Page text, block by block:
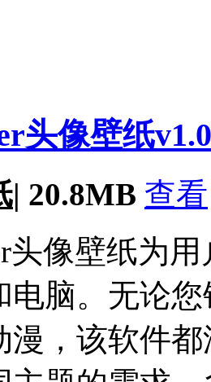
头像壁纸v1.0
| 20.8MB 查看
头像壁纸为
电脑。无论
漫，该软件